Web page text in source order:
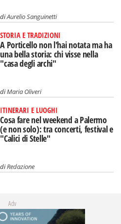
diAurelio Sanguinetti
STORIA E TRADIZIONI
A Porticello non l'hai notata ma ha
una bella storia: chi visse nella
"casa degli archi"
diMaria Oliveri
ITINERARI E LUOGHI
Cosa fare nel weekend a Palermo
(e non solo): tra concerti, festival e
"Calici di Stelle"
diRedazione
Adv